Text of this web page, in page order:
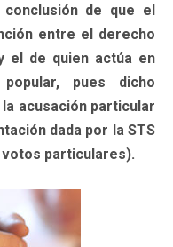
de que el
entre el derecho
el de quien actúa en
pues dicho
acusación particular
dada por la STS
votos particulares).